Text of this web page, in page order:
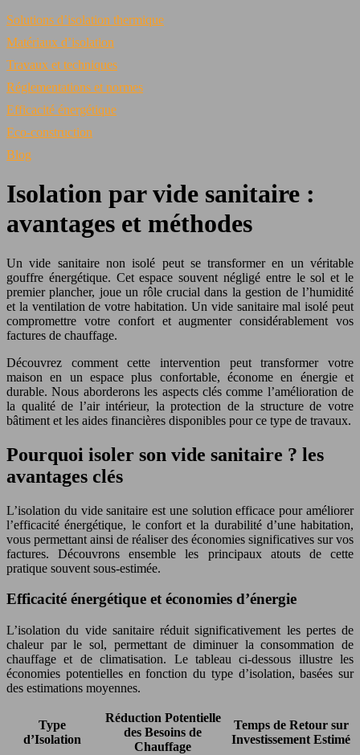
Solutions d’isolation thermique
Matériaux d’isolation
Travaux et techniques
Réglementations et normes
Efficacité énergétique
Eco-construction
Blog
Isolation par vide sanitaire :
avantages et méthodes
Un vide sanitaire non isolé peut se transformer en un véritable
gouffre énergétique. Cet espace souvent négligé entre le sol et le
premier plancher, joue un rôle crucial dans la gestion de l’humidité
et la ventilation de votre habitation. Un vide sanitaire mal isolé peut
compromettre votre confort et augmenter considérablement vos
factures de chauffage.
Découvrez comment cette intervention peut transformer votre
maison en un espace plus confortable, économe en énergie et
durable. Nous aborderons les aspects clés comme l’amélioration de
la qualité de l’air intérieur, la protection de la structure de votre
bâtiment et les aides financières disponibles pour ce type de travaux.
Pourquoi isoler son vide sanitaire ? les
avantages clés
L’isolation du vide sanitaire est une solution efficace pour améliorer
l’efficacité énergétique, le confort et la durabilité d’une habitation,
vous permettant ainsi de réaliser des économies significatives sur vos
factures. Découvrons ensemble les principaux atouts de cette
pratique souvent sous-estimée.
Efficacité énergétique et économies d’énergie
L’isolation du vide sanitaire réduit significativement les pertes de
chaleur par le sol, permettant de diminuer la consommation de
chauffage et de climatisation. Le tableau ci-dessous illustre les
économies potentielles en fonction du type d’isolation, basées sur
des estimations moyennes.
Type
d’Isolation
Réduction Potentielle
des Besoins de
Chauffage
Temps de Retour sur
Investissement Estimé